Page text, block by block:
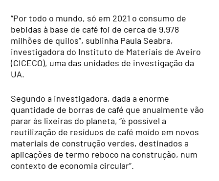
“Por todo o mundo, só em 2021 o consumo de
bebidas à base de café foi de cerca de 9.978
milhões de quilos”, sublinha Paula Seabra,
investigadora do Instituto de Materiais de Aveiro
(CICECO), uma das unidades de investigação da
UA.
Segundo a investigadora, dada a enorme
quantidade de borras de café que anualmente vão
parar às lixeiras do planeta, “é possível a
reutilização de resíduos de café moído em novos
materiais de construção verdes, destinados a
aplicações de termo reboco na construção, num
contexto de economia circular”.